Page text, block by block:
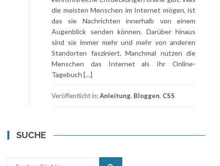
die meisten Menschen im Internet mögen, ist
das sie Nachrichten innerhalb von einem
Augenblick senden können. Darüber hinaus
sind sie immer mehr und mehr von anderen
Standorten fasziniert. Manchmal nutzen die
Menschen das Internet als Ihr Online-
Tagebuch […]
Veröffentlicht in:Anleitung, Bloggen, CSS
SUCHE